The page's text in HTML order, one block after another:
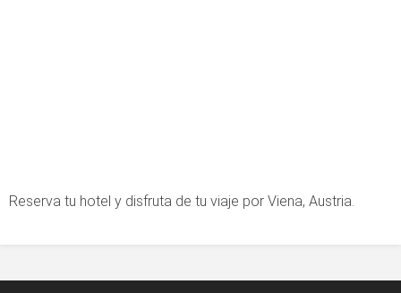
Reserva tu hotel y disfruta de tu viaje por Viena, Austria.